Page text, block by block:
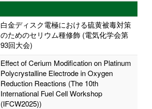
白金ディスク電極における硫黄被毒対策
のためのセリウム種修飾 (電気化学会第
93回大会)
Effect of Cerium Modification on Platinum
Polycrystalline Electrode in Oxygen
Reduction Reactions (The 10th
International Fuel Cell Workshop
(IFCW2025))